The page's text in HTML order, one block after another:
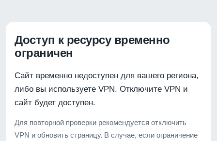
Доступ к ресурсу временно
ограничен
Сайт временно недоступен для вашего региона,
либо вы используете VPN. Отключите VPN и
сайт будет доступен.
Для повторной проверки рекомендуется отключить
VPN и обновить страницу. В случае, если ограничение